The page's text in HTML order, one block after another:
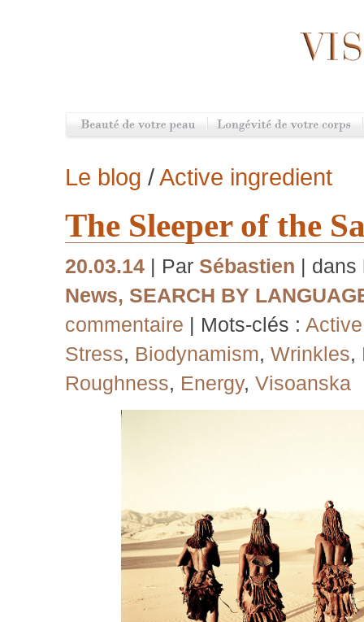
Le blog /Active ingredient
The Sleeper of the
20.03.14 | Par Sébastien | dans
News, SEARCH BY
commentaire | Mots-clés :
Stress, Biodynamism, Wrinkles,
Roughness, Energy, Visoanska